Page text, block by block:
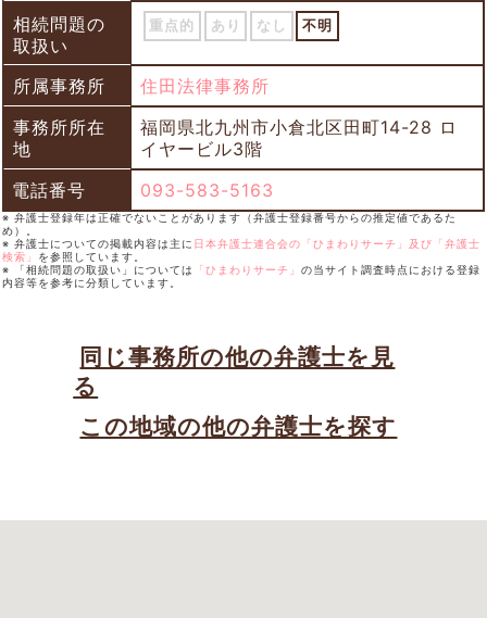
相続問題の
取扱い
重点的 あり なし 不明
所属事務所
住田法律事務所
事務所所在
地
福岡県北九州市小倉北区田町14-28 ロ
イヤービル3階
電話番号
093-583-5163
※ 弁護士登録年は正確でないことがあります（弁護士登録番号からの推定値であるた
め）。
※ 弁護士についての掲載内容は主に 日本弁護士連合会の「ひまわりサーチ」及び「弁護士
検索」 を参照しています。
※ 「相続問題の取扱い」については
「ひまわりサーチ」 の当サイト調査時点における登録
内容等を参考に分類しています。
同じ事務所の他の弁護士を見
る
この地域の他の弁護士を探す